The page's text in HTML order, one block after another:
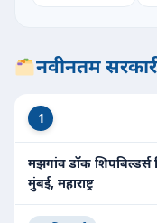
नवीनतम
1
मझगांव डॉक
मुंबई, महाराष्ट्र